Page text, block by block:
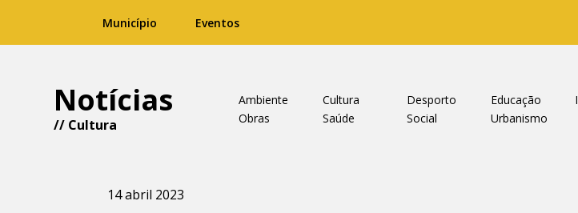
Município Eventos
Notícias
// Cultura
Ambiente Cultura Desporto Educação
Obras
Saúde Social Urbanismo
14 abril 2023